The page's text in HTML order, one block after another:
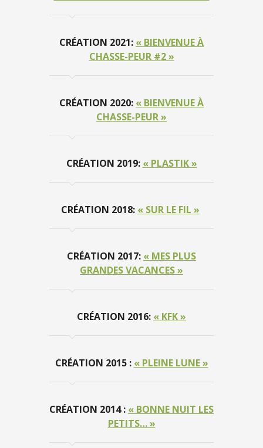
CRÉATION 2021: « BIENVENUE À
CHASSE-PEUR #2 »
CRÉATION 2020: « BIENVENUE À
CHASSE-PEUR »
CRÉATION 2019: « PLASTIK »
CRÉATION 2018: « SUR LE FIL »
CRÉATION 2017: « MES PLUS
GRANDES VACANCES »
CRÉATION 2016: « KFK »
CRÉATION 2015 : « PLEINE LUNE »
CRÉATION 2014 : « BONNE NUIT LES
PETITS… »